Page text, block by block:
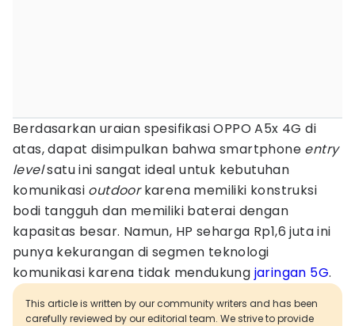
Berdasarkan uraian spesifikasi OPPO A5x 4G di
atas, dapat disimpulkan bahwa smartphone entry
levelsatu ini sangat ideal untuk kebutuhan
komunikasi outdoorkarena memiliki konstruksi
bodi tangguh dan memiliki baterai dengan
kapasitas besar. Namun, HP seharga Rp1,6 juta ini
punya kekurangan di segmen teknologi
komunikasi karena tidak mendukung jaringan 5G.
This article is written by our community writers and has been
carefully reviewed by our editorial team. We strive to provide